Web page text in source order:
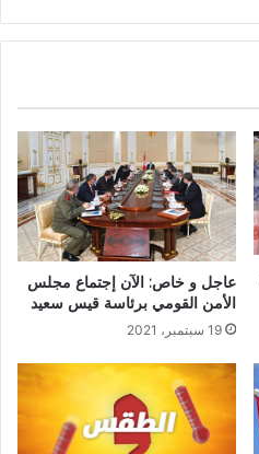
عاجل و خاص: الآن إجتماع مجلس
الأمن القومي برئاسة قيس سعيد
19 سبتمبر، 2021